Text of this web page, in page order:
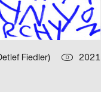
2021
»Diáspora Sefardí« – Mizmorim Kammermusik Festival
Fiedler) D
2021